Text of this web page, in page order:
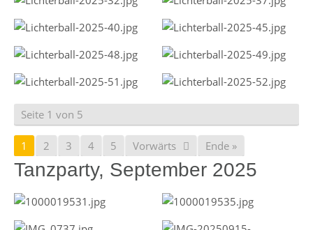
Seite 1 von 5
1 2 3 4 5 Vorwärts Ende »
Tanzparty, September 2025